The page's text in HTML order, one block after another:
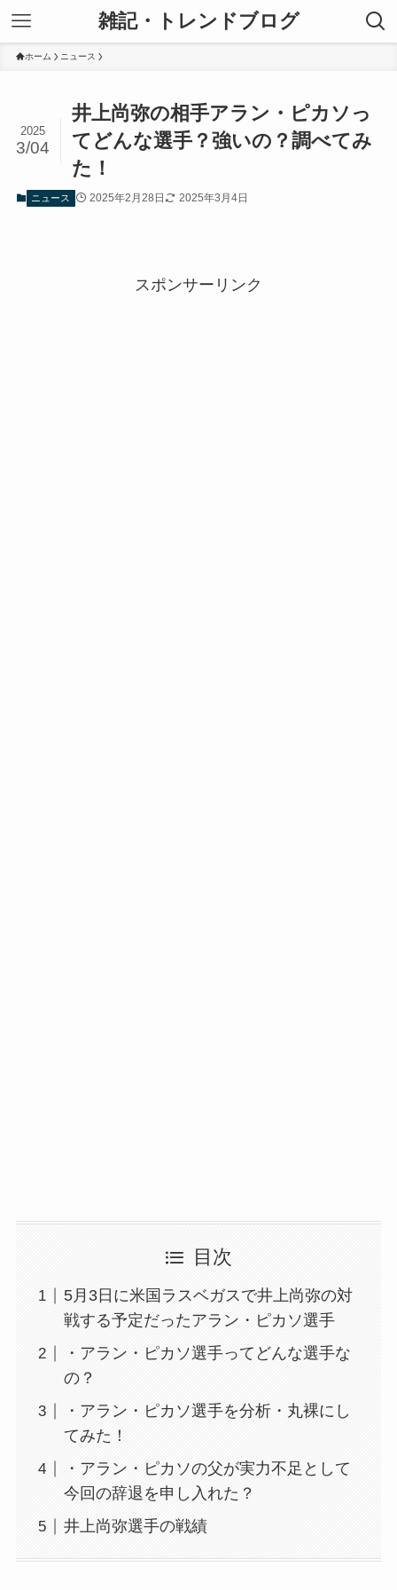
雑記・トレンドブログ
ホーム ニュース
井上尚弥の相手アラン・ピカソっ
てどんな選手？強いの？調べてみ
た！
2025
3/04
ニュース 2025年2月28日 2025年3月4日
スポンサーリンク
目次
5月3日に米国ラスベガスで井上尚弥の対
戦する予定だったアラン・ピカソ選手
・アラン・ピカソ選手ってどんな選手な
の？
・アラン・ピカソ選手を分析・丸裸にし
てみた！
・アラン・ピカソの父が実力不足として
今回の辞退を申し入れた？
井上尚弥選手の戦績